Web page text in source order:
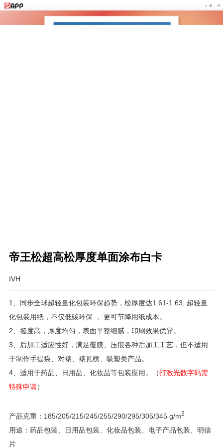
帝王松超高松厚度单面涂布白卡
IVH
1、同步全球超轻量化包装环保趋势，松厚度达1.61-1.63, 超轻量
化包装用纸，不仅低碳环保 ， 更可节降用纸成本。
2、挺度高，厚度均匀，表面平整细腻，印刷效果优异。
3、后加工适应性好，满足覆膜、压痕各种后加工工艺，但不适用
于制作手提袋、对裱、裱瓦楞、吸塑类产品。
4、适用于药品、日用品、化妆品等包装应用。（打激光数字码需
特殊申请）
产品克重：185/205/215/245/255/290/295/305/345 g/m2
用途：药品包装、日用品包装、化妆品包装、电子产品包装、明信
片